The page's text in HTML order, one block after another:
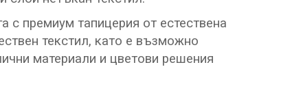
с премиум тапицерия от естествена
текстил, като е възможно
материали и цветови решения